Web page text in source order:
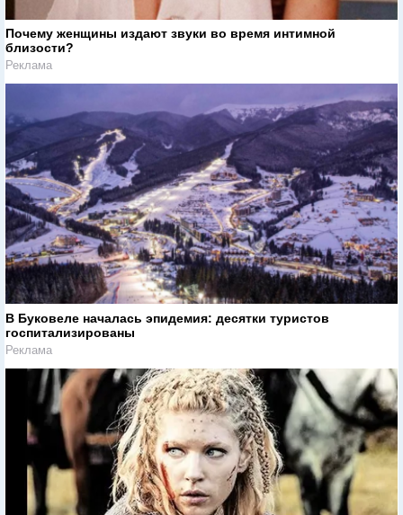
Почему женщины издают звуки во время интимной
близости?
Реклама
В Буковеле началась эпидемия: десятки туристов
госпитализированы
Реклама